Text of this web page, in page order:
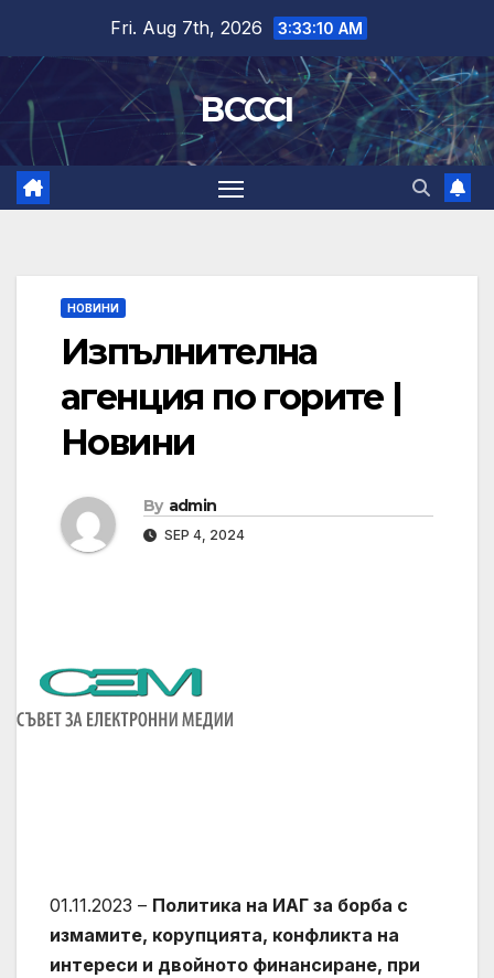
content
Fri. Aug 7th, 2026 3:33:10 AM
BCCCI
НОВИНИ
Изпълнителна
агенция по горите |
Новини
By admin
SEP 4, 2024
01.11.2023 – Политика на ИАГ за борба с
измамите, корупцията, конфликта на
интереси и двойното финансиране, при